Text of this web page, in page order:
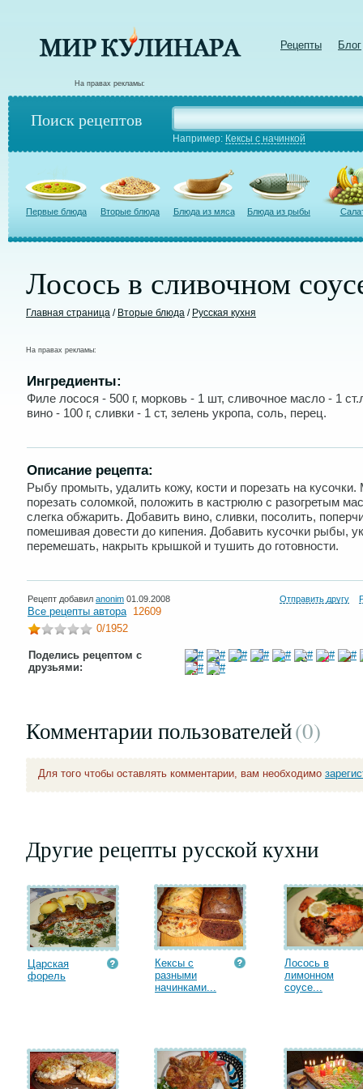
Рецепты Блог
На правах рекламы:
Поиск рецептов
Например: Кексы с начинкой
Первые блюда Вторые блюда Блюда из мяса Блюда из рыбы
Лосось в сливочном
Главная страница / Вторые блюда / Русская кухня
На правах рекламы:
Ингредиенты:
Филе лосося - 500 г, морковь - 1 шт, сливочное масло - 1
вино - 100 г, сливки - 1 ст, зелень укропа, соль, перец.
Описание рецепта:
Рыбу промыть, удалить кожу, кости и порезать на кусочки.
порезать соломкой, положить в кастрюлю с разогретым
слегка обжарить. Добавить вино, сливки, посолить,
помешивая довести до кипения. Добавить кусочки рыбы,
перемешать, накрыть крышкой и тушить до готовности.
Рецепт добавил anonim 01.09.2008 Отправить другу
Все рецепты автора 12609
0/1952
Поделись рецептом с
друзьями:
Комментарии пользователей(0)
Для того чтобы оставлять комментарии, вам необходимо
Другие рецепты русской кухни
Царская
форель
Кексы с
разными
начинками...
Лосось в
лимонном
соусе...